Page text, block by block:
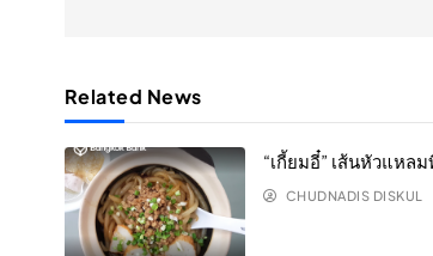
Related News
“เกี้ยมอี๋” เส้นหัวแหล
CHUDNADIS DISKUL